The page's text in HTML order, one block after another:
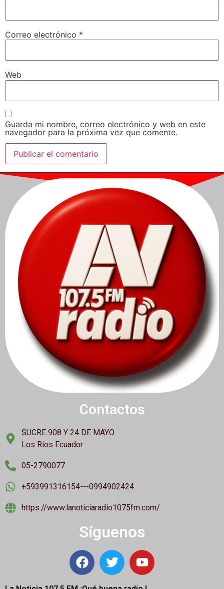
Correo electrónico *
Web
Guarda mi nombre, correo electrónico y web en este
navegador para la próxima vez que comente.
Contactos
SUCRE 908 Y 24 DE MAYO
Los Ríos Ecuador
05-2790077
+593991316154---0994902424
https://www.lanoticiaradio1075fm.com/
Síguenos